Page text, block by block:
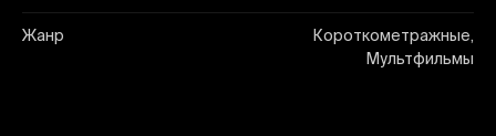
Жанр
Короткометражные,
Мультфильмы